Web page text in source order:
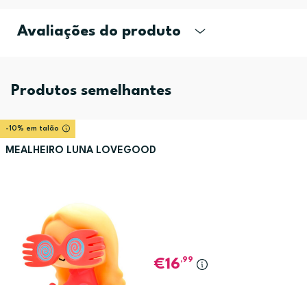
Avaliações do produto
Produtos semelhantes
-10% em talão
MEALHEIRO LUNA LOVEGOOD
16,99